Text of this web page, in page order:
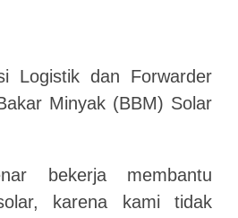
Logistik dan Forwarder
Minyak (BBM) Solar
bekerja membantu
karena kami tidak